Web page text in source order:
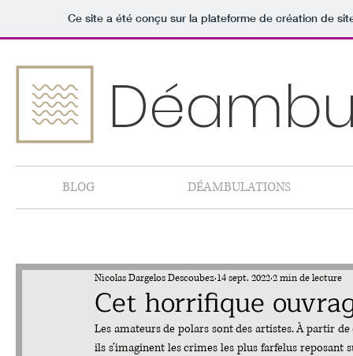
Ce site a été conçu sur la plateforme de création de
BLOG DÉAMBULATIONS
Cet horrifique
Nicolas Dargelos Descoubez 14 sept. 20222 min de lecture
Les amateurs de polars sont des artistes. À partir
ils s’imaginent les crimes les plus farfelus